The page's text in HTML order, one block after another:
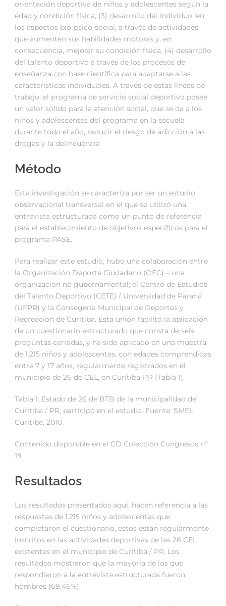
orientación deportiva de niños y adolescentes según la
edad y condición física, (3) desarrollo del individuo, en
los aspectos bio-psico-social, a través de actividades
que aumenten sus habilidades motoras y, en
consecuencia, mejorar su condición física, (4) desarrollo
del talento deportivo a través de los procesos de
enseñanza con base científica para adaptarse a las
características individuales. A través de estas líneas de
trabajo, el programa de servicio social deportivo posee
un valor sólido para la atención social, que se da a los
niños y adolescentes del programa en la escuela
durante todo el año, reducir el riesgo de adicción a las
drogas y la delincuencia
Método
Esta investigación se caracteriza por ser un estudio
observacional transversal en el que se utilizó una
entrevista estructurada como un punto de referencia
para el establecimiento de objetivos específicos para el
programa PASE.
Para realizar este estudio, hubo una colaboración entre
la Organización Deporte Ciudadano (OEC) – una
organización no gubernamental; el Centro de Estudios
del Talento Deportivo (CETE) / Universidad de Paraná
(UFPR) y la Consegería Municipal de Deportes y
Recreación de Curitiba. Esta unión facilitó la aplicación
de un cuestionario estructurado que consta de seis
preguntas cerradas, y ha sido aplicado en una muestra
de 1.215 niños y adolescentes, con edades comprendidas
entre 7 y 17 años, regularmente registrados en el
municipio de 26 de CEL, en Curitiba-PR (Tabla 1).
Tabla 1: Estado de 26 de BTB de la municipalidad de
Curitiba / PR, participó en el estudio. Fuente: SMEL,
Curitiba, 2010.
Contenido disponible en el CD Colección Congresos nº
19
Resultados
Los resultados presentados aquí, hacen referencia a las
respuestas de 1.215 niños y adolescentes que
completaron el cuestionario, estos están regularmente
inscritos en las actividades deportivas de las 26 CEL
existentes en el municipio de Curitiba / PR. Los
resultados mostraron que la mayoría de los que
respondieron a la entrevista estructurada fueron
hombres (69,46%).